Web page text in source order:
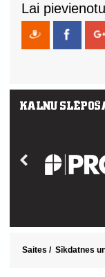
Lai
Saites / Sīkdatnes